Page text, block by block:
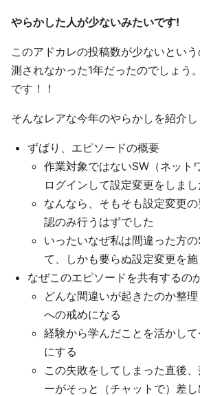
やらかした人が少ないみたいです!
このアドカレの投稿数が少ないとい
測されなかった1年だったのでしょう
です！！
そんなレアな今年のやらかしを紹介し
ずばり、エピソードの概要
作業対象ではないSW（ネット
ログインして設定変更をしまし
なんなら、そもそも設定変更
認のみ行うはずでした
いったいなぜ私は間違った方
て、しかも要らぬ設定変更を
なぜこのエピソードを共有するの
どんな間違いが起きたのか整
への戒めになる
経験から学んだことを活かし
にする
この失敗をしてしまった直後
ーがそっと（チャットで）差